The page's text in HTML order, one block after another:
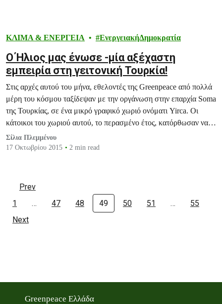
ΚΛΙΜΑ & ΕΝΕΡΓΕΙΑ ΕνεργειακήΔημοκρατία
Ο Ήλιος μας ένωσε -μία αξέχαστη
εμπειρία στη γειτονική Τουρκία!
Στις αρχές αυτού του μήνα, εθελοντές της Greenpeace από πολλά
μέρη του κόσμου ταξίδεψαν με την οργάνωση στην επαρχία Soma
της Τουρκίας, σε ένα μικρό γραφικό χωριό ονόματι Yirca. Οι
κάτοικοι του χωριού αυτού, το περασμένο έτος, κατόρθωσαν να
σταματήσουν τη δημιουργία μιας εργοστασιακής μονάδας
παραγωγής ηλεκτρισμού με λιγνίτη, σε πείσμα ακόμη και της
Σίλια Πλεμμένου
17 Οκτωβρίου 2015
2 min read
Prev
1
… 47 48 49 50 51 …
55
Next
Greenpeace Ελλάδα